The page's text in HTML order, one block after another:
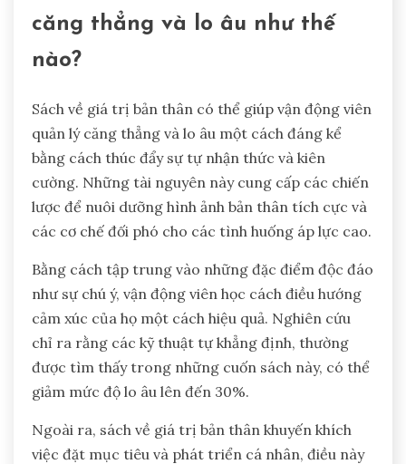
căng thẳng và lo âu như thế
nào?
Sách về giá trị bản thân có thể giúp vận động viên
quản lý căng thẳng và lo âu một cách đáng kể
bằng cách thúc đẩy sự tự nhận thức và kiên
cường. Những tài nguyên này cung cấp các chiến
lược để nuôi dưỡng hình ảnh bản thân tích cực và
các cơ chế đối phó cho các tình huống áp lực cao.
Bằng cách tập trung vào những đặc điểm độc đáo
như sự chú ý, vận động viên học cách điều hướng
cảm xúc của họ một cách hiệu quả. Nghiên cứu
chỉ ra rằng các kỹ thuật tự khẳng định, thường
được tìm thấy trong những cuốn sách này, có thể
giảm mức độ lo âu lên đến 30%.
Ngoài ra, sách về giá trị bản thân khuyến khích
việc đặt mục tiêu và phát triển cá nhân, điều này